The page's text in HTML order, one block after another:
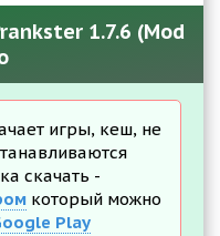
1.7.6 (Mod
игры, кеш, не
скачать -
который можно
Play